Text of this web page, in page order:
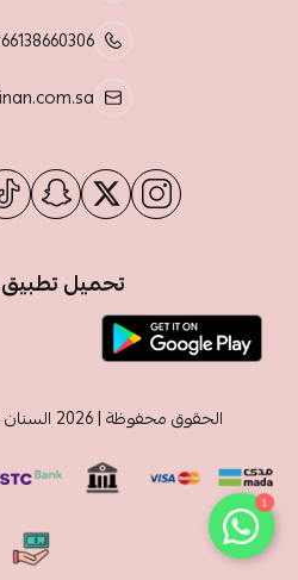
تحميل تطبيق
الحقوق محفوظة | 2026
1